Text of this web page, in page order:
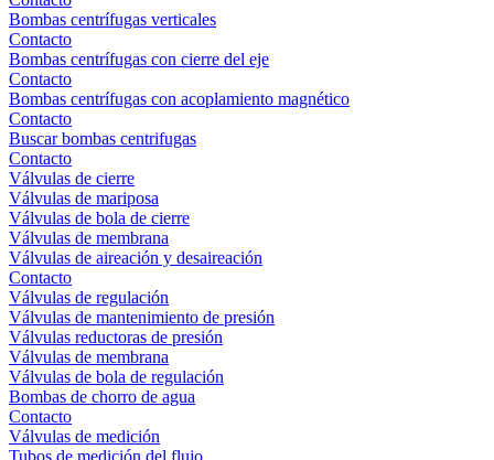
Bombas centrífugas verticales
Contacto
Bombas centrífugas con cierre del eje
Contacto
Bombas centrífugas con acoplamiento magnético
Contacto
Buscar bombas centrifugas
Contacto
Válvulas de cierre
Válvulas de mariposa
Válvulas de bola de cierre
Válvulas de membrana
Válvulas de aireación y desaireación
Contacto
Válvulas de regulación
Válvulas de mantenimiento de presión
Válvulas reductoras de presión
Válvulas de membrana
Válvulas de bola de regulación
Bombas de chorro de agua
Contacto
Válvulas de medición